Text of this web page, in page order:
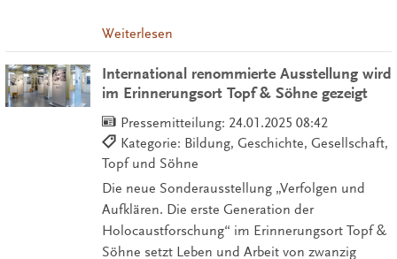
Weiterlesen
International renommierte Ausstellung wird
im Erinnerungsort Topf & Söhne gezeigt
Pressemitteilung: 24.01.2025 08:42
Kategorie: Bildung, Geschichte, Gesellschaft,
Topf und Söhne
Die neue Sonderausstellung „Verfolgen und
Aufklären. Die erste Generation der
Holocaustforschung“ im Erinnerungsort Topf &
Söhne setzt Leben und Arbeit von zwanzig